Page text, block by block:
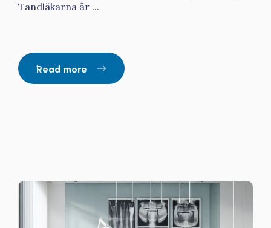
Tandläkarna är ...
Read more